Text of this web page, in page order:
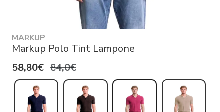
MARKUP
Markup Polo Tint Lampone
58,80€ 84,0€